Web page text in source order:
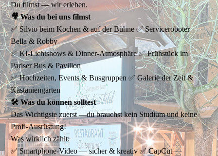
Du filmst — wir erleben.
🎥 Was du bei uns filmst
✅ Silvio beim Kochen & auf der Bühne ✅ Serviceroboter
Bella & Robby
✅ KI-Lichtshows & Dinner-Atmosphäre ✅ Frühstück im
Pariser Bus & Pavillon
✅ Hochzeiten, Events & Busgruppen ✅ Galerie der Zeit &
Kastaniengarten
🛠️ Was du können solltest
Das Wichtigste zuerst —du brauchst kein Studium und keine
Profi-Ausrüstung!
Was wirklich zählt:
✅ Smartphone-Video — sicher & kreativ ✅ CapCut —